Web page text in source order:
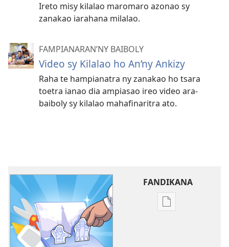
Ireto misy kilalao maromaro azonao sy
zanakao iarahana milalao.
FAMPIANARAN’NY BAIBOLY
Video sy Kilalao ho An’ny Ankizy
Raha te hampianatra ny zanakao ho tsara
toetra ianao dia ampiasao ireo video ara-
baiboly sy kilalao mahafinaritra ato.
FANDIKANA
Fandikana